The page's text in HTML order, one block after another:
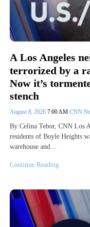
A Los Angeles
terrorized by a
Now it’s
stench
August 8, 2026 7:00 AM CNN
By Celina Tebor, CNN Los
residents of Boyle Heights
warehouse and…
Continue Reading